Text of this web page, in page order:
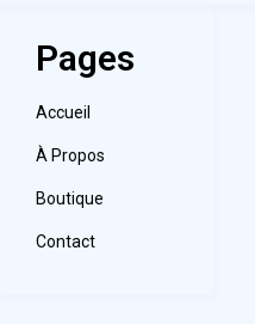
Pages
Accueil
À Propos
Boutique
Contact